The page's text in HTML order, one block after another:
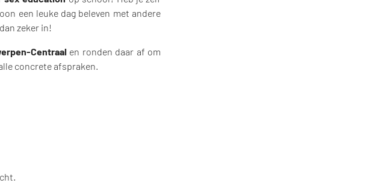
een leuke dag beleven met andere
zeker in!
Centraal en ronden daar af om
concrete afspraken.